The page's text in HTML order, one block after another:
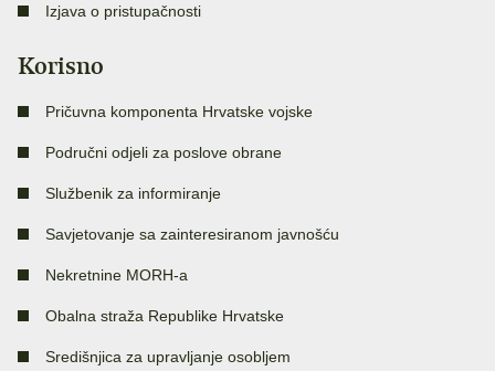
Izjava o pristupačnosti
Korisno
Pričuvna komponenta Hrvatske vojske
Područni odjeli za poslove obrane
Službenik za informiranje
Savjetovanje sa zainteresiranom javnošću
Nekretnine MORH-a
Obalna straža Republike Hrvatske
Središnjica za upravljanje osobljem